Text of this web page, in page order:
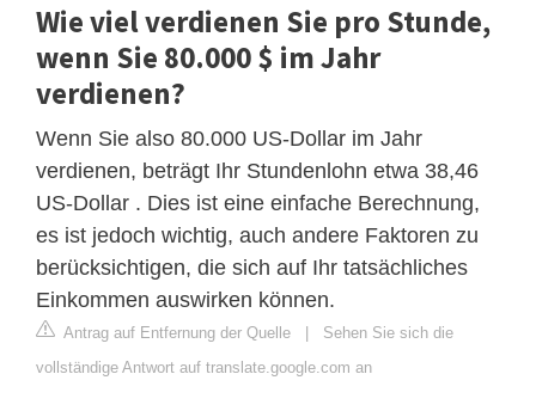
Wie viel verdienen Sie pro Stunde,
wenn Sie 80.000 $ im Jahr
verdienen?
Wenn Sie also 80.000 US-Dollar im Jahr
verdienen, beträgt Ihr Stundenlohn etwa 38,46
US-Dollar . Dies ist eine einfache Berechnung,
es ist jedoch wichtig, auch andere Faktoren zu
berücksichtigen, die sich auf Ihr tatsächliches
Einkommen auswirken können.
Antrag auf Entfernung der Quelle | Sehen Sie sich die
vollständige Antwort auf translate.google.com an